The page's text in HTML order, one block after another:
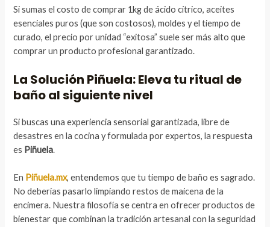
Si sumas el costo de comprar 1kg de ácido cítrico, aceites
esenciales puros (que son costosos), moldes y el tiempo de
curado, el precio por unidad “exitosa” suele ser más alto que
comprar un producto profesional garantizado.
La Solución Piñuela: Eleva tu ritual de
baño al siguiente nivel
Si buscas una experiencia sensorial garantizada, libre de
desastres en la cocina y formulada por expertos, la respuesta
es Piñuela.
En Piñuela.mx, entendemos que tu tiempo de baño es sagrado.
No deberías pasarlo limpiando restos de maicena de la
encimera. Nuestra filosofía se centra en ofrecer productos de
bienestar que combinan la tradición artesanal con la seguridad